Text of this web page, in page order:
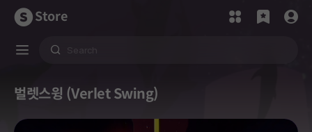
Store
벌렛스윙 (Verlet Swing)